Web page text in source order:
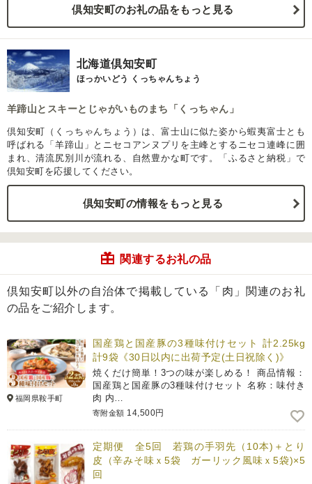
倶知安町のお礼の品をもっと見る
北海道倶知安町
ほっかいどう くっちゃんちょう
羊蹄山とスキーとじゃがいものまち「くっちゃん」
倶知安町（くっちゃんちょう）は、富士山に似た姿から蝦夷富士とも
呼ばれる「羊蹄山」とニセコアンヌプリを主峰とするニセコ連峰に囲
まれ、清流尻別川が流れる、自然豊かな町です。「ふるさと納税」で
倶知安町を応援してください。
倶知安町の情報をもっと見る
関連するお礼の品
倶知安町以外の自治体で掲載している「肉」関連のお礼
の品をご紹介します。
福岡県鞍手町
国産鶏と国産豚の3種味付けセット 計2.25kg
計9袋《30日以内に出荷予定(土日祝除く)》
焼くだけ簡単！3つの味が楽しめる！ 商品情報：
国産鶏と国産豚の3種味付けセット 名称：味付き
肉 内…
寄附金額 14,500円
定期便 全5回 若鶏の手羽先（10本)＋とり
皮（辛みそ味ｘ5袋 ガーリック風味ｘ5袋)×5
回